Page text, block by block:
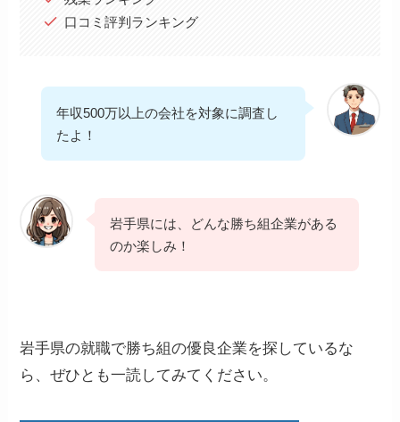
口コミ評判ランキング
年収500万以上の会社を対象に調査し
たよ！
岩手県には、どんな勝ち組企業がある
のか楽しみ！
岩手県の就職で勝ち組の優良企業を探しているな
ら、ぜひとも一読してみてください。